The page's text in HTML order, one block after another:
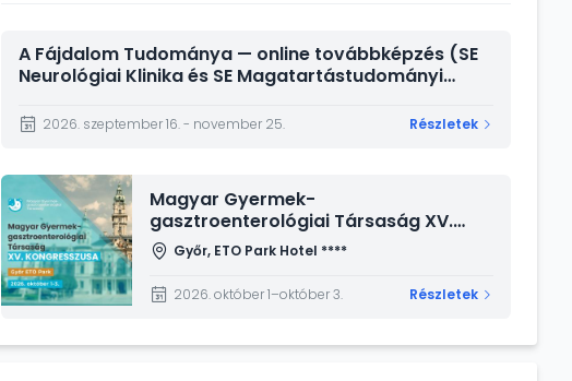
A Fájdalom Tudománya — online továbbképzés (SE
Neurológiai Klinika és SE Magatartástudományi
2026. szeptember 16. - november 25. Részletek
Kép
Magyar Gyermek-
gasztroenterológiai Társaság XV.
Kongresszusa
Győr, ETO Park Hotel ****
2026. október 1–október 3. Részletek